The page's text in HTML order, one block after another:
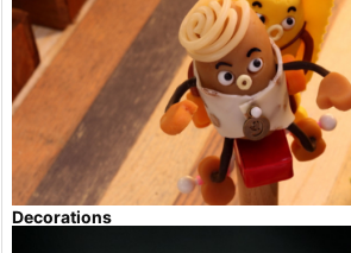
Decorations